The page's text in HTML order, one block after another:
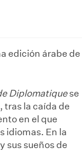
edición árabe de
Diplomatiquese
tras la caída de
en el que
idiomas. En la
sus sueños de